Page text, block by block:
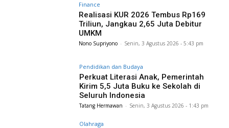
Finance
Realisasi KUR 2026 Tembus Rp169
Triliun, Jangkau 2,65 Juta Debitur
UMKM
Nono Supriyono - Senin, 3 Agustus 2026 - 5:43 pm
Pendidikan dan Budaya
Perkuat Literasi Anak, Pemerintah
Kirim 5,5 Juta Buku ke Sekolah di
Seluruh Indonesia
Tatang Hermawan - Senin, 3 Agustus 2026 - 1:43 pm
Olahraga